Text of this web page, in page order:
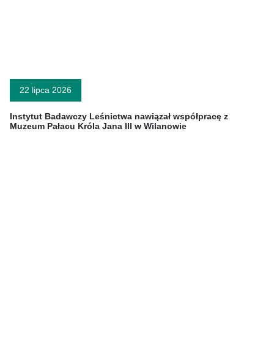
22 lipca 2026
Instytut Badawczy Leśnictwa nawiązał współpracę z
Muzeum Pałacu Króla Jana III w Wilanowie